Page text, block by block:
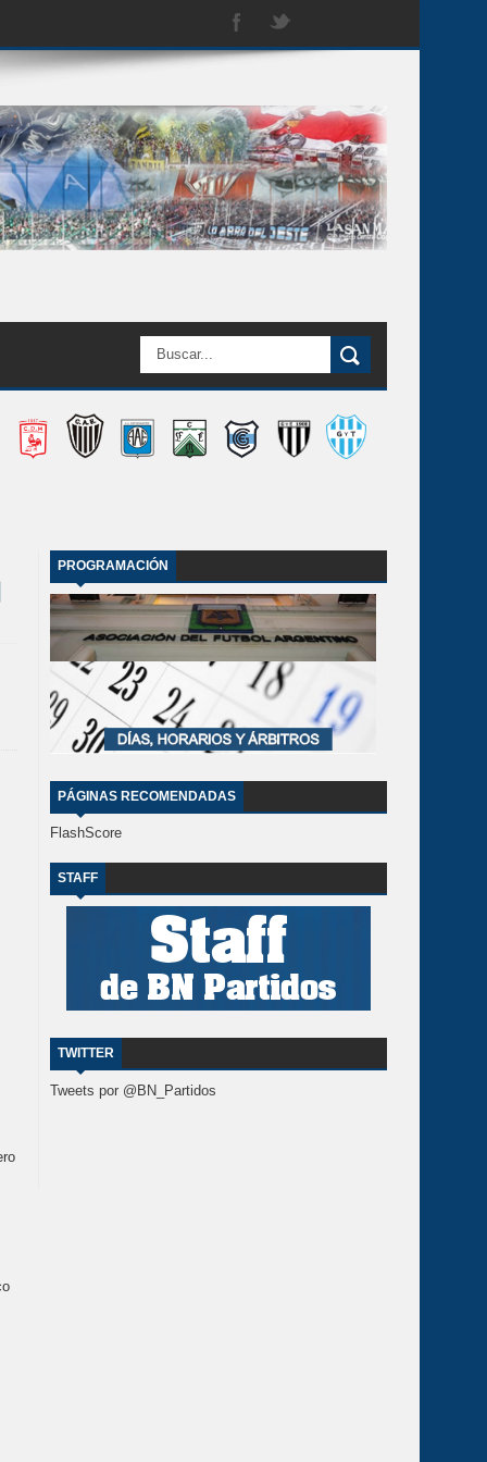
PROGRAMACIÓN
PÁGINAS RECOMENDADAS
FlashScore
STAFF
TWITTER
Tweets por @BN_Partidos